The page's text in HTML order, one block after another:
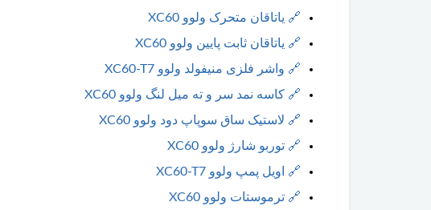
🔗 یاتاقان متحرک ولوو XC60
🔗 یاتاقان ثابت پایین ولوو XC60
🔗 واشر فلزی منیفولد ولوو XC60-T7
🔗 کاسه نمد سر و ته میل لنگ ولوو XC60
🔗 لاستیک ساق سوپاپ دود ولوو XC60
🔗 توربو شارژ ولوو XC60
🔗
اویل پمپ ولوو XC60-T7
🔗 ترموستات ولوو XC60